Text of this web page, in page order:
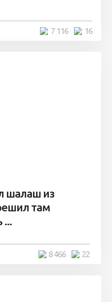
16
7 116
шалаш из
там
...
22
8 466